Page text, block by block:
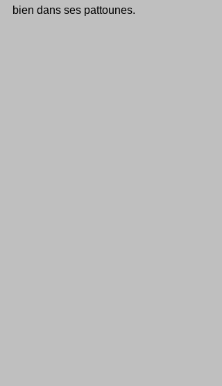
bien dans ses pattounes.